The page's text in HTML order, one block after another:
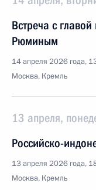
Встреча с
Рюминым
14 апреля 2026 года,
Москва, Кремль
13 апреля,
Российско-
13 апреля 2026 года,
Москва, Кремль